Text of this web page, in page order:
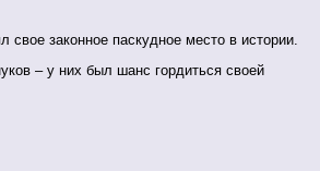
свое законное паскудное место в истории.
– у них был шанс гордиться своей